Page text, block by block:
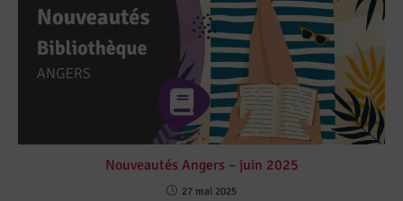
Nouveautés Angers – juin 2025
27 mai 2025